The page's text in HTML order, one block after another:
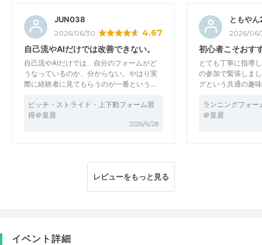
JUN038
2026/06/30 4.67
自己流やAIだけでは改善できない。
自己流やAIだけでは、自分のフォームがど
うなっているのか、分からない。やはり実
際に経験者に見てもらうのが一番という…
ピッチ・ストライド・上下動フォーム習
得＠皇居
2026/6/28
ともや
2026/06/
初心者こそおす
とても丁寧に指導
の参加で緊張しま
グという共通の趣
ランニングフォー
＠皇居
レビューをもっと見る
イベント詳細